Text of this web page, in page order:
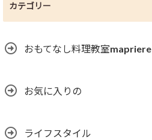
カテゴリー
おもてなし料理教室mapriere
お気に入りの
ライフスタイル